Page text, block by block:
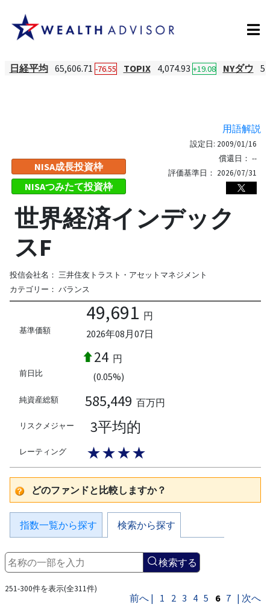
日経平均 65,606.71 -76.55 TOPIX 4,074.93 +19.08 NYダウ
用語解説
NISA成長投資枠
NISAつみたて投資枠
設定日: 2009/01/16
償還日： --
評価基準日： 2026/07/31
世界経済インデック
スF
投信会社名： 三井住友トラスト・アセットマネジメント
カテゴリー： バランス
基準価額
49,691 円
2026年08月07日
前日比
24 円
(0.05%)
純資産総額 585,449 百万円
リスクメジャー 3平均的
レーティング ★★★★
どのファンドと比較しますか？
指数一覧から探す 検索から探す
検索する
251-300件を表示(全311件)
前へ | 1 2 3 4 5 6 7 | 次へ